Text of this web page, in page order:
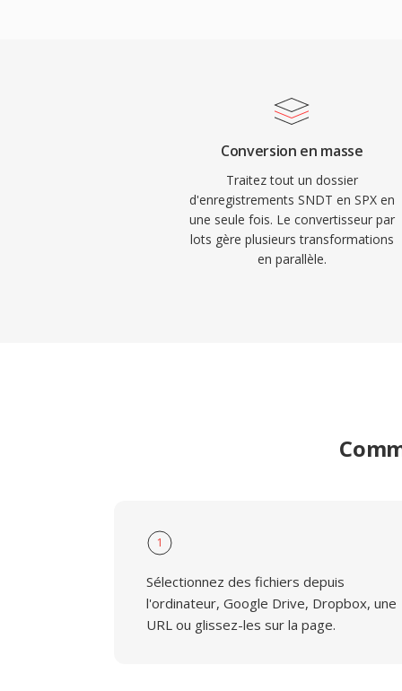
suppression de bruit et le contrôle
fonctionnalités que les codecs
généralement à dès bibliothèques
depuis 2012, Speex reste deploye dans
anciens, les enregistrements archivés et
où son décodeur léger est encore apprécié.
Conversion en masse
Traitez tout un dossier
d'enregistrements SNDT en SPX en
une seule fois. Le convertisseur par
lots gère plusieurs transformations
en parallèle.
1
Sélectionnez des fichiers depuis
l'ordinateur, Google Drive, Dropbox, une
URL ou glissez-les sur la page.